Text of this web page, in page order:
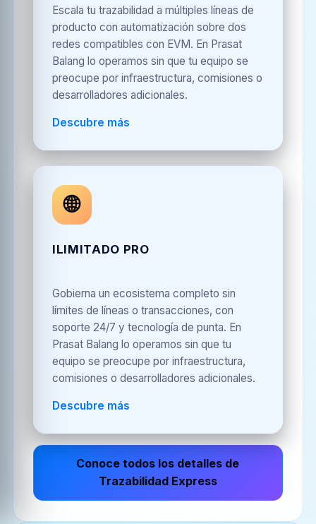
Escala tu trazabilidad a múltiples líneas de
producto con automatización sobre dos
redes compatibles con EVM. En Prasat
Balang lo operamos sin que tu equipo se
preocupe por infraestructura, comisiones o
desarrolladores adicionales.
Descubre más
🌐
ILIMITADO PRO
Gobierna un ecosistema completo sin
límites de líneas o transacciones, con
soporte 24/7 y tecnología de punta. En
Prasat Balang lo operamos sin que tu
equipo se preocupe por infraestructura,
comisiones o desarrolladores adicionales.
Descubre más
Conoce todos los detalles de
Trazabilidad Express